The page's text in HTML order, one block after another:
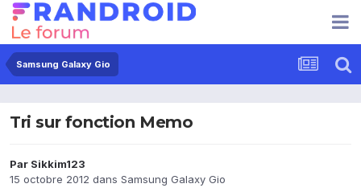
Samsung Galaxy Gio
Tri sur fonction Memo
Par Sikkim123
15 octobre 2012 dans Samsung Galaxy Gio